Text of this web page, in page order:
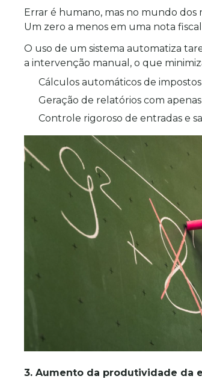
Errar é humano, mas no mundo
Um zero a menos em uma nota
O uso de um sistema automatiza
a intervenção manual, o que
Cálculos automáticos de
Geração de relatórios com
Controle rigoroso de entradas e
3. Aumento da produtividade da